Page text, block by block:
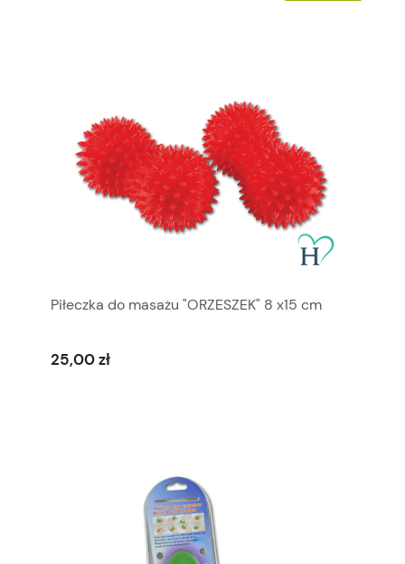
Piłeczka do masażu "ORZESZEK" 8 x15 cm
25,00 zł